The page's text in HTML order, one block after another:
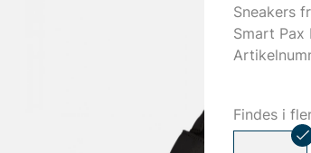
Sneakers
Smart Pax
Findes i